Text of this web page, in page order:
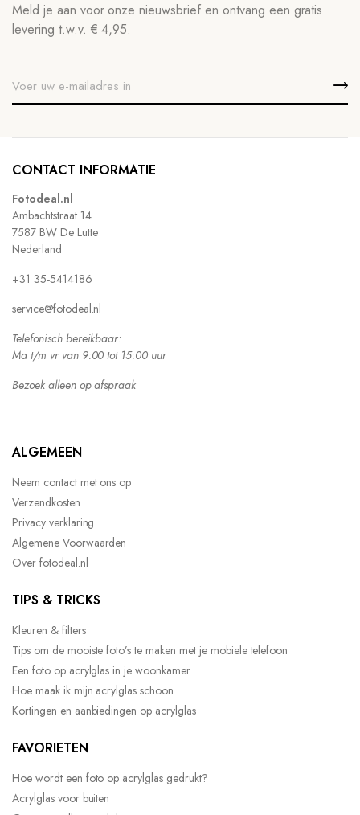
Meld je aan voor onze nieuwsbrief en ontvang een gratis
levering t.w.v. € 4,95.
CONTACT INFORMATIE
Fotodeal.nl
Ambachtstraat 14
7587 BW De Lutte
Nederland
+31 35-5414186
service@fotodeal.nl
Telefonisch bereikbaar:
Ma t/m vr van 9:00 tot 15:00 uur
Bezoek alleen op afspraak
ALGEMEEN
Neem contact met ons op
Verzendkosten
Privacy verklaring
Algemene Voorwaarden
Over fotodeal.nl
TIPS & TRICKS
Kleuren & filters
Tips om de mooiste foto’s te maken met je mobiele telefoon
Een foto op acrylglas in je woonkamer
Hoe maak ik mijn acrylglas schoon
Kortingen en aanbiedingen op acrylglas
FAVORIETEN
Hoe wordt een foto op acrylglas gedrukt?
Acrylglas voor buiten